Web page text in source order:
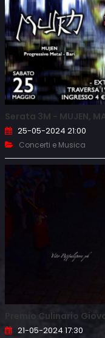
Serata 3M - MUJEN,
25-05-2024 21:00
Concerti e Musica
Premio Culinario
21-05-2024 17:30